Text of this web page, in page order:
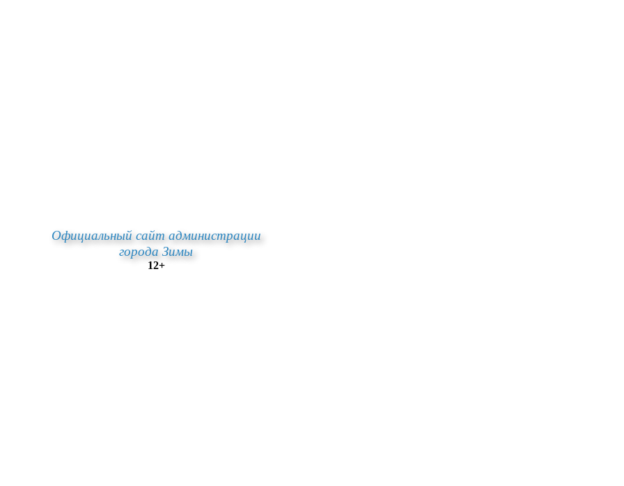
Официальный сайт администрации
города Зимы
12+